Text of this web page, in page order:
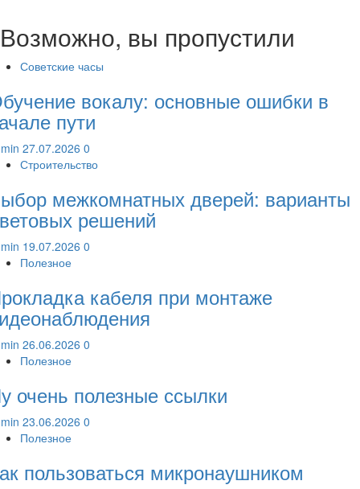
Возможно, вы пропустили
Советские часы
вокалу: основные ошибки в
пути
27.07.2026 0
Строительство
межкомнатных дверей: варианты
решений
19.07.2026 0
Полезное
кабеля при монтаже
26.06.2026 0
Полезное
очень полезные ссылки
23.06.2026 0
Полезное
пользоваться микронаушником